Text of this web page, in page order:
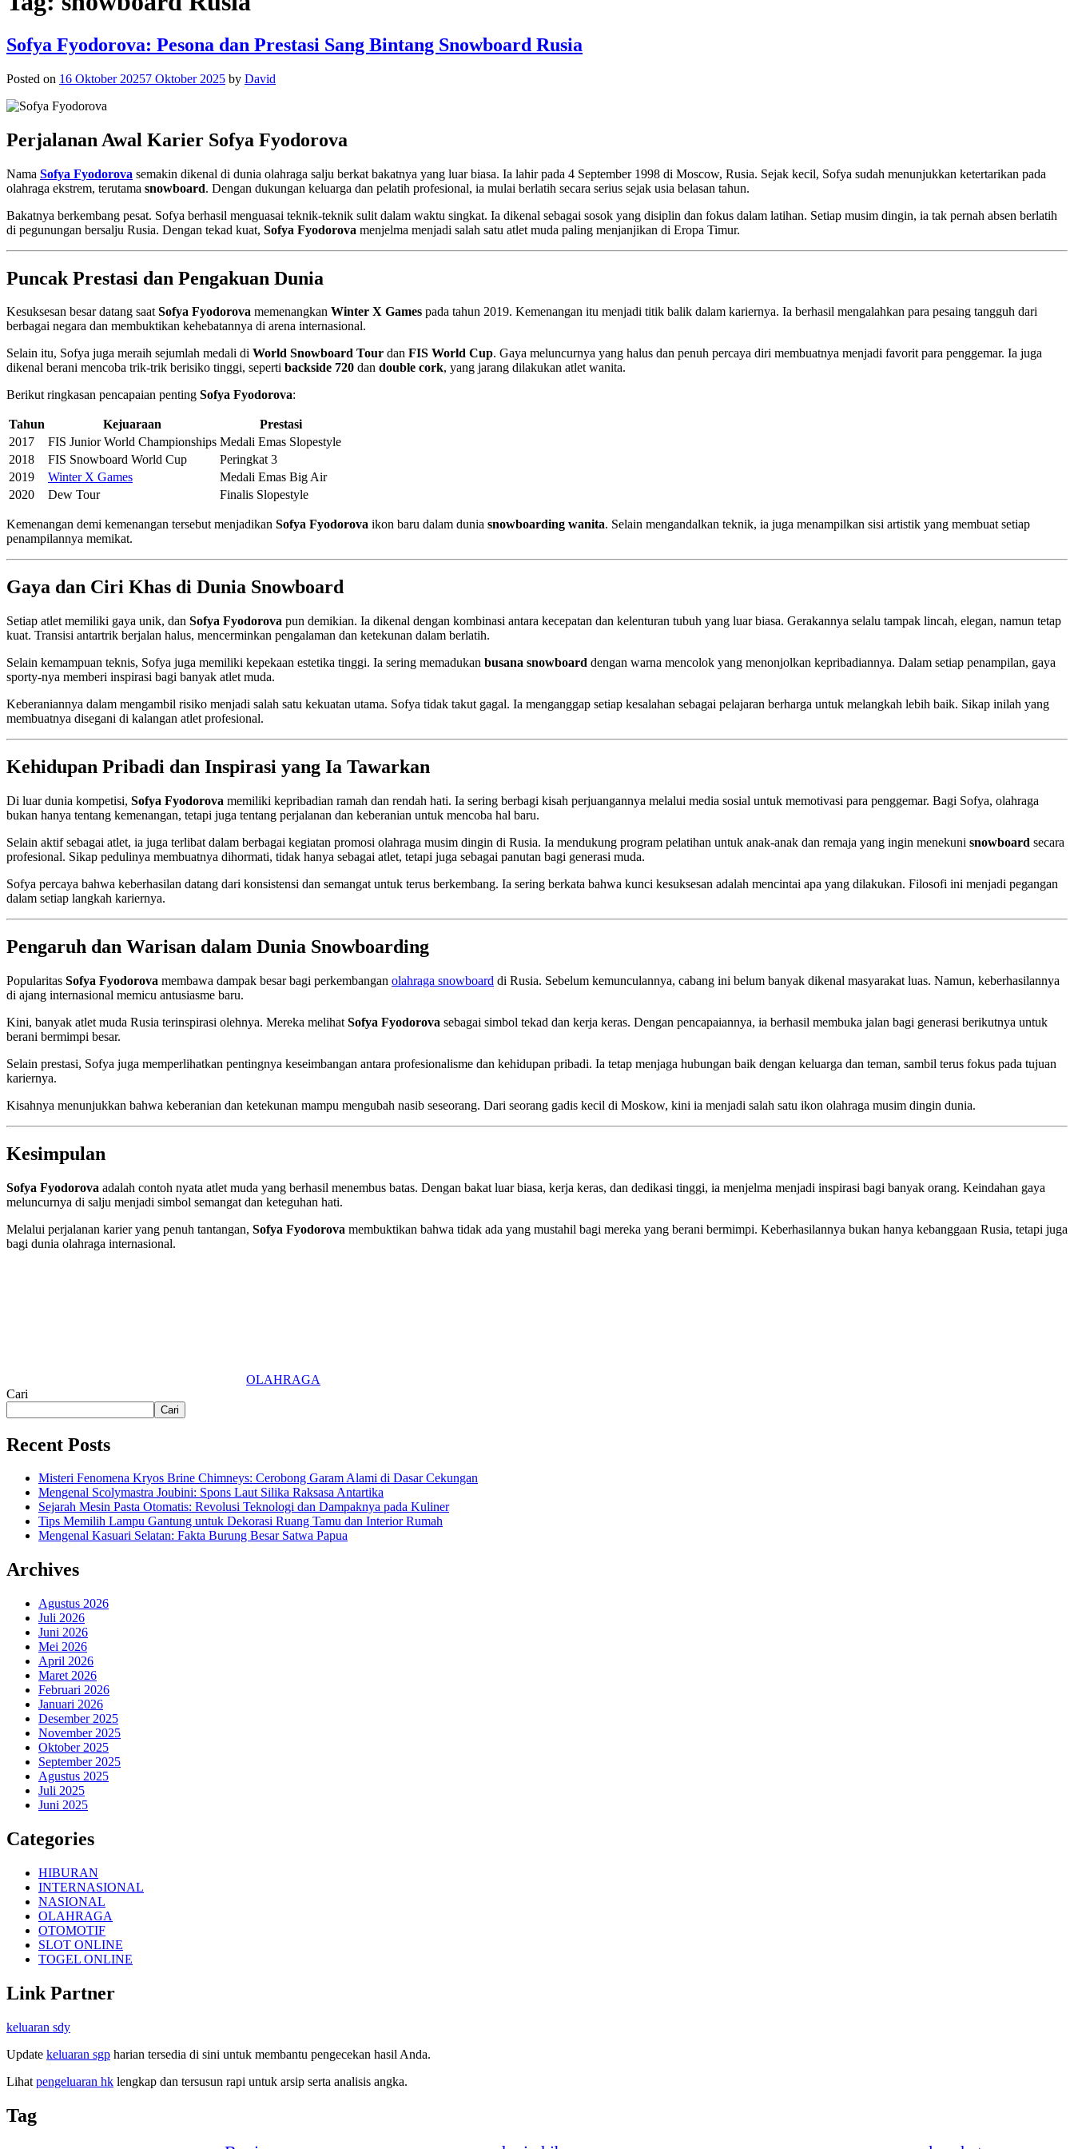
Sofya Fyodorova: Pesona dan Prestasi Sang Bintang Snowboard Rusia
Posted on 16 Oktober 20257 Oktober 2025 by David
Perjalanan Awal Karier Sofya Fyodorova
Nama Sofya Fyodorova semakin dikenal di dunia olahraga salju berkat bakatnya yang luar biasa. Ia lahir pada 4 September 1998 di Moscow, Rusia. Sejak kecil, Sofya sudah menunjukkan ketertarikan pada
olahraga ekstrem, terutama snowboard. Dengan dukungan keluarga dan pelatih profesional, ia mulai berlatih secara serius sejak usia belasan tahun.
Bakatnya berkembang pesat. Sofya berhasil menguasai teknik-teknik sulit dalam waktu singkat. Ia dikenal sebagai sosok yang disiplin dan fokus dalam latihan. Setiap musim dingin, ia tak pernah absen berlatih
di pegunungan bersalju Rusia. Dengan tekad kuat, Sofya Fyodorova menjelma menjadi salah satu atlet muda paling menjanjikan di Eropa Timur.
Puncak Prestasi dan Pengakuan Dunia
Kesuksesan besar datang saatSofya Fyodorova memenangkan Winter X Games pada tahun 2019. Kemenangan itu menjadi titik balik dalam kariernya. Ia berhasil mengalahkan para pesaing tangguh dari
berbagai negara dan membuktikan kehebatannya di arena internasional.
Selain itu, Sofya juga meraih sejumlah medali di World Snowboard Tour dan FIS World Cup. Gaya meluncurnya yang halus dan penuh percaya diri membuatnya menjadi favorit para penggemar. Ia juga
dikenal berani mencoba trik-trik berisiko tinggi, seperti backside 720 dan double cork, yang jarang dilakukan atlet wanita.
Berikut ringkasan pencapaian penting Sofya Fyodorova:
Tahun Kejuaraan
Prestasi
2017
FIS Junior World Championships Medali Emas Slopestyle
2018
FIS Snowboard World Cup
Peringkat 3
2019
Winter X Games
Medali Emas Big Air
2020
Dew Tour Finalis Slopestyle
Kemenangan demi kemenangan tersebut menjadikan Sofya Fyodorova ikon baru dalam dunia snowboarding wanita. Selain mengandalkan teknik, ia juga menampilkan sisi artistik yang membuat setiap
penampilannya memikat.
Gaya dan Ciri Khas di Dunia Snowboard
Setiap atlet memiliki gaya unik, dan Sofya Fyodorova pun demikian. Ia dikenal dengan kombinasi antara kecepatan dan kelenturan tubuh yang luar biasa. Gerakannya selalu tampak lincah, elegan, namun tetap
kuat. Transisi antartrik berjalan halus, mencerminkan pengalaman dan ketekunan dalam berlatih.
Selain kemampuan teknis, Sofya juga memiliki kepekaan estetika tinggi. Ia sering memadukan busana snowboard dengan warna mencolok yang menonjolkan kepribadiannya. Dalam setiap penampilan, gaya
sporty-nya memberi inspirasi bagi banyak atlet muda.
Keberaniannya dalam mengambil risiko menjadi salah satu kekuatan utama. Sofya tidak takut gagal. Ia menganggap setiap kesalahan sebagai pelajaran berharga untuk melangkah lebih baik. Sikap inilah yang
membuatnya disegani di kalangan atlet profesional.
Kehidupan Pribadi dan Inspirasi yang Ia Tawarkan
Di luar dunia kompetisi, Sofya Fyodorova memiliki kepribadian ramah dan rendah hati. Ia sering berbagi kisah perjuangannya melalui media sosial untuk memotivasi para penggemar. Bagi Sofya, olahraga
bukan hanya tentang kemenangan, tetapi juga tentang perjalanan dan keberanian untuk mencoba hal baru.
Selain aktif sebagai atlet, ia juga terlibat dalam berbagai kegiatan promosi olahraga musim dingin di Rusia. Ia mendukung program pelatihan untuk anak-anak dan remaja yang ingin menekuni snowboard secara
profesional. Sikap pedulinya membuatnya dihormati, tidak hanya sebagai atlet, tetapi juga sebagai panutan bagi generasi muda.
Sofya percaya bahwa keberhasilan datang dari konsistensi dan semangat untuk terus berkembang. Ia sering berkata bahwa kunci kesuksesan adalah mencintai apa yang dilakukan. Filosofi ini menjadi pegangan
dalam setiap langkah kariernya.
Pengaruh dan Warisan dalam Dunia Snowboarding
Popularitas Sofya Fyodorova membawa dampak besar bagi perkembangan olahraga snowboard di Rusia. Sebelum kemunculannya, cabang ini belum banyak dikenal masyarakat luas. Namun, keberhasilannya
di ajang internasional memicu antusiasme baru.
Kini, banyak atlet muda Rusia terinspirasi olehnya. Mereka melihat Sofya Fyodorova sebagai simbol tekad dan kerja keras. Dengan pencapaiannya, ia berhasil membuka jalan bagi generasi berikutnya untuk
berani bermimpi besar.
Selain prestasi, Sofya juga memperlihatkan pentingnya keseimbangan antara profesionalisme dan kehidupan pribadi. Ia tetap menjaga hubungan baik dengan keluarga dan teman, sambil terus fokus pada tujuan
kariernya.
Kisahnya menunjukkan bahwa keberanian dan ketekunan mampu mengubah nasib seseorang. Dari seorang gadis kecil di Moskow, kini ia menjadi salah satu ikon olahraga musim dingin dunia.
Kesimpulan
Sofya Fyodorova adalah contoh nyata atlet muda yang berhasil menembus batas. Dengan bakat luar biasa, kerja keras, dan dedikasi tinggi, ia menjelma menjadi inspirasi bagi banyak orang. Keindahan gaya
meluncurnya di salju menjadi simbol semangat dan keteguhan hati.
Melalui perjalanan karier yang penuh tantangan, Sofya Fyodorova membuktikan bahwa tidak ada yang mustahil bagi mereka yang berani bermimpi. Keberhasilannya bukan hanya kebanggaan Rusia, tetapi juga
bagi dunia olahraga internasional.
OLAHRAGA
Cari
Cari
Recent Posts
Misteri Fenomena Kryos Brine Chimneys: Cerobong Garam Alami di Dasar Cekungan
Mengenal Scolymastra Joubini: Spons Laut Silika Raksasa Antartika
Sejarah Mesin Pasta Otomatis: Revolusi Teknologi dan Dampaknya pada Kuliner
Tips Memilih Lampu Gantung untuk Dekorasi Ruang Tamu dan Interior Rumah
Mengenal Kasuari Selatan: Fakta Burung Besar Satwa Papua
Archives
Agustus 2026
Juli 2026
Juni 2026
Mei 2026
April 2026
Maret 2026
Februari 2026
Januari 2026
Desember 2025
November 2025
Oktober 2025
September 2025
Agustus 2025
Juli 2025
Juni 2025
Categories
HIBURAN
INTERNASIONAL
NASIONAL
OLAHRAGA
OTOMOTIF
SLOT ONLINE
TOGEL ONLINE
Link Partner
keluaran sdy
Update keluaran sgp harian tersedia di sini untuk membantu pengecekan hasil Anda.
Lihat pengeluaran hk lengkap dan tersusun rapi untuk arsip serta analisis angka.
Tag